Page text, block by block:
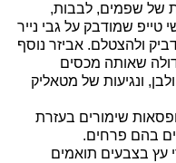
של שפמים, לבבות,
טייפ שמודבק על גבי נייר
ולהצטלם. אביזר נוסף
שאותה מכסים
ונגיעות של מטאליק
שימורים בעזרת
בהם פרחים.
עץ בצבעים תואמים